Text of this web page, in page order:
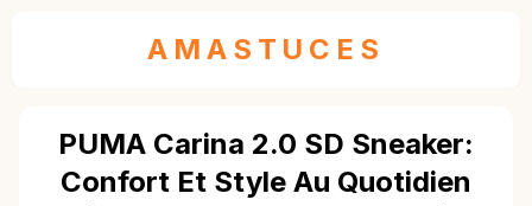
AMASTUCES
PUMA Carina 2.0 SD Sneaker:
Confort Et Style Au Quotidien